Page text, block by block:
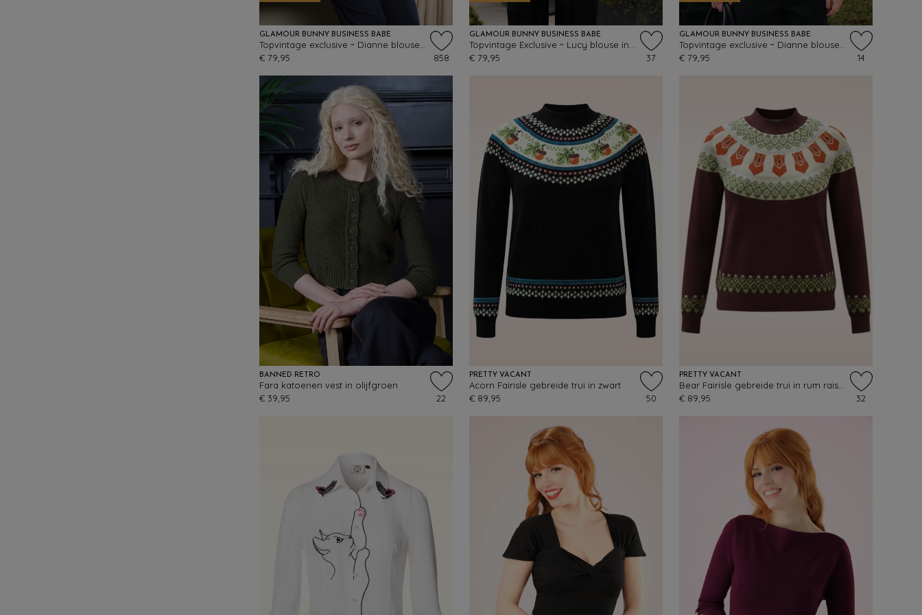
GLAMOUR BUNNY BUSINESS BABE
€ 79,95
858
GLAMOUR BUNNY BUSINESS BABE
€ 79,95
37
GLAMOUR BUNNY BUSINESS BABE
€ 79,95
14
BANNED RETRO
Fara katoenen vest in olijfgroen
€ 39,95
22
PRETTY VACANT
Acorn Fairisle gebreide trui in zwart
€ 89,95
50
PRETTY VACANT
Bear Fairisle gebreide trui in rum raison
€ 89,95
32